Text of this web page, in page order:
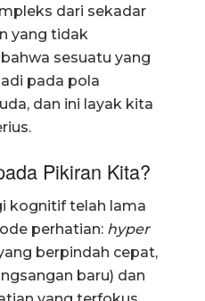
dari sekadar
yang tidak
sesuatu yang
pada pola
dan ini layak kita
Pikiran Kita?
kognitif telah lama
perhatian: hyper
berpindah cepat,
baru) dan